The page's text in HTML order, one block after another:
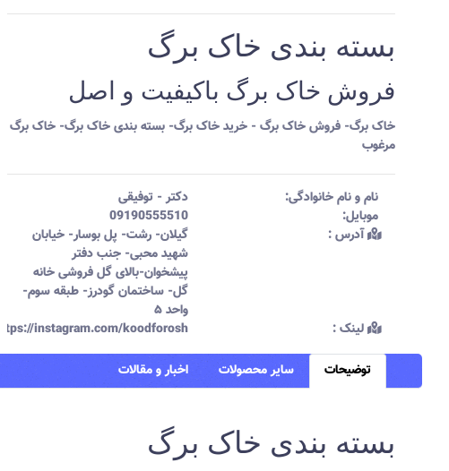
بسته بندی خاک برگ
فروش خاک برگ باکیفیت و اصل
خاک برگ- فروش خاک برگ - خرید خاک برگ- بسته بندی خاک برگ- خاک برگ
مرغوب
نام و نام خانوادگی:‌ دکتر - توفیقی
موبایل:‌
09190555510
آدرس :‌
گیلان- رشت- پل بوسار- خیابان
شهید محبی- جنب دفتر
پیشخوان-بالای گل فروشی خانه
گل- ساختمان گودرز- طبقه سوم-
واحد ۵
لینک :‌
https://instagram.com/koodforosh
توضیحات سایر محصولات اخبار و مقالات
بسته بندی خاک برگ